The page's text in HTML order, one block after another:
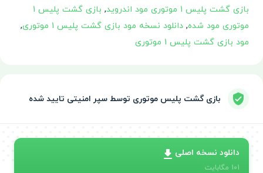
بازی گشت پلیس 1 موتوری مود اندروید ,
بازی گشت پلیس 1
موتوری مود شده, دانلود نسخه مود بازی گشت پلیس 1 موتوری
,
مود بازی گشت پلیس 1 موتوری
بازی گشت پلیس موتوری توسط سپر امنیتی تایید شده
دانلود نسخه اصلی
101 مگابایت